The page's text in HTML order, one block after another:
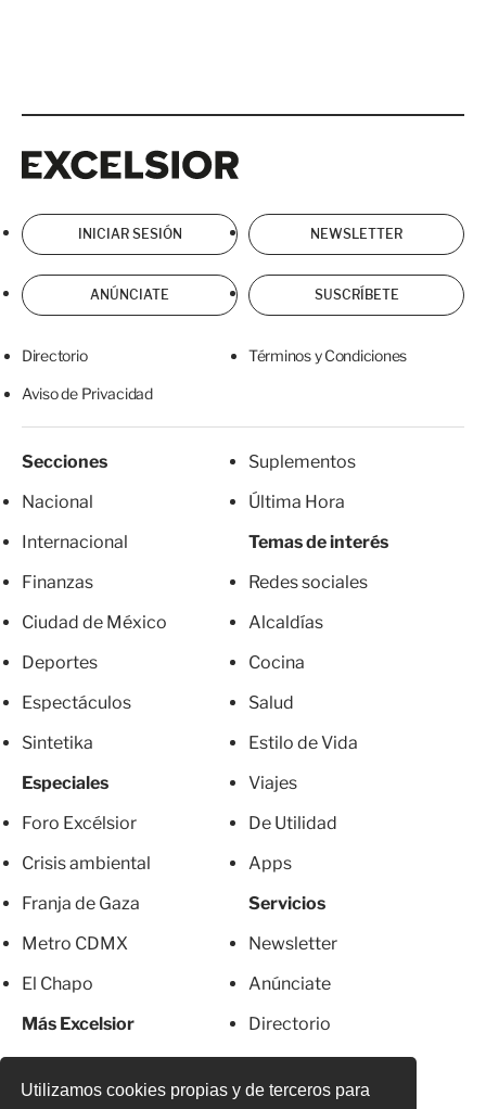
Utilizamos cookies propias y de terceros para
INICIAR SESIÓN NEWSLETTER
ANÚNCIATE SUSCRÍBETE
Directorio Términos y Condiciones
Aviso de Privacidad
Secciones
Nacional
Internacional
Finanzas
Ciudad de México
Deportes
Espectáculos
Sintetika
Especiales
Foro Excélsior
Crisis ambiental
Franja de Gaza
Metro CDMX
El Chapo
Más Excelsior
Suplementos
Última Hora
Temas de interés
Redes sociales
Alcaldías
Cocina
Salud
Estilo de Vida
Viajes
De Utilidad
Apps
Servicios
Newsletter
Anúnciate
Directorio